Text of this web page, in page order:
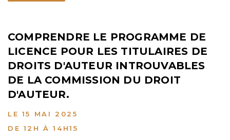
COMPRENDRE LE PROGRAMME DE
LICENCE POUR LES TITULAIRES DE
DROITS D'AUTEUR INTROUVABLES
DE LA COMMISSION DU DROIT
D'AUTEUR.
LE 15 MAI 2025
DE 12H À 14H15